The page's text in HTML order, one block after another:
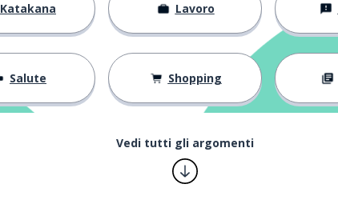
Katakana Lavoro
Salute Shopping
Vedi tutti gli argomenti